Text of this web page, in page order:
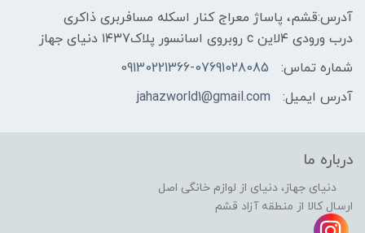
آدرس:قشم، پاساژ معراج کنار اسکله مسافربری ذاکری
درب ورودی ۴لاین c روبروی اسانسور پلاک۱۴۳7 دنیای جهاز
شماره تماس:
09130221366-07691028085
آدرس ایمیل:
jahazworld1@gmail.com
درباره ما
دنیای جهاز، دنیای از لوازم خانگی اصل
ارسال کالا از منطقه آزاد قشم